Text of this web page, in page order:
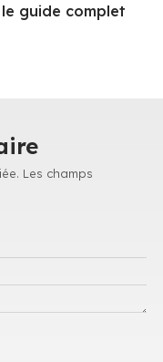
guide complet
Les champs